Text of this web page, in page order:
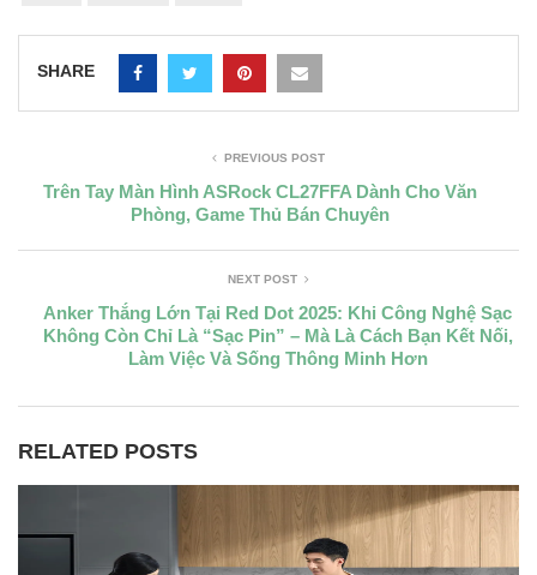
SHARE
PREVIOUS POST
Trên Tay Màn Hình ASRock CL27FFA Dành Cho Văn
Phòng, Game Thủ Bán Chuyên
NEXT POST
Anker Thắng Lớn Tại Red Dot 2025: Khi Công Nghệ Sạc
Không Còn Chỉ Là “Sạc Pin” – Mà Là Cách Bạn Kết Nối,
Làm Việc Và Sống Thông Minh Hơn
RELATED POSTS